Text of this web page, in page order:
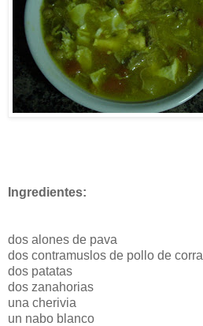
Ingredientes:
dos alones de pava
dos contramuslos de pollo de corral
dos patatas
dos zanahorias
una cherivia
un nabo blanco